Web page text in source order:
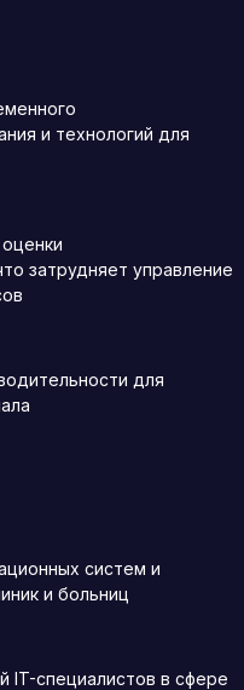
и технологий для
затрудняет управление
для
систем и
и больниц
IT-специалистов в сфере